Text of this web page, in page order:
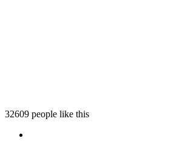
32609 people like this